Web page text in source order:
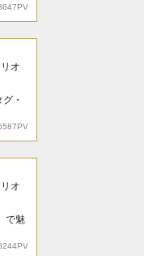
オ
・
オ
で魅